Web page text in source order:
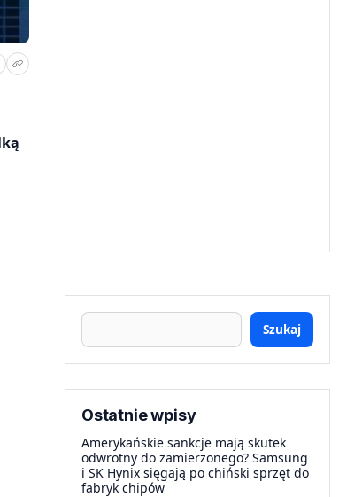
Szukaj
Ostatnie wpisy
Amerykańskie sankcje mają skutek
odwrotny do zamierzonego? Samsung
i SK Hynix sięgają po chiński sprzęt do
fabryk chipów